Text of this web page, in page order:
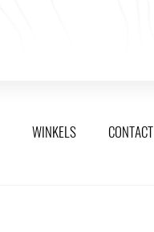
WINKELS CONTACT